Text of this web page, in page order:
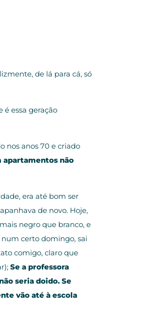
de lá para cá, só
essa geração
nos anos 70 e criado
apartamentos não
era até bom ser
de novo. Hoje,
negro que branco, e
certo domingo, sai
comigo, claro que
Se a professora
seria doido. Se
vão até à escola